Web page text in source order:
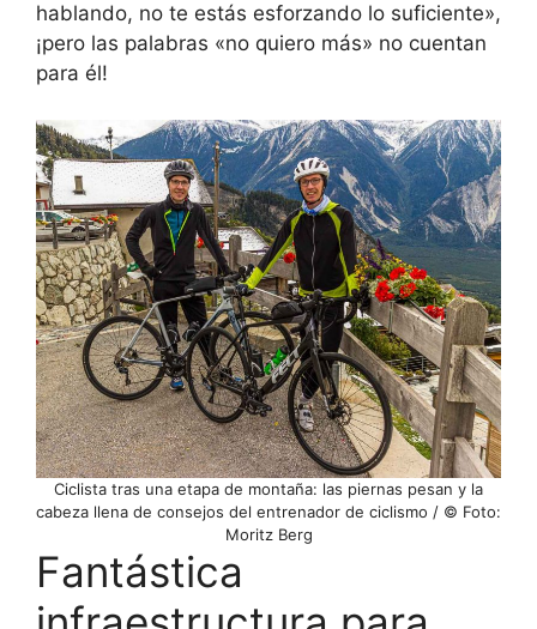
hablando, no te estás esforzando lo suficiente»,
¡pero las palabras «no quiero más» no cuentan
para él!
Ciclista tras una etapa de montaña: las piernas pesan y la
cabeza llena de consejos del entrenador de ciclismo / © Foto:
Moritz Berg
Fantástica